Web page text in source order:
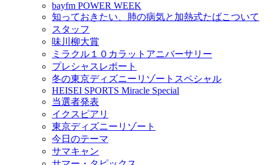
bayfm POWER WEEK
知っておきたい、肺の病気と加熱式たばこついて
スタッフ
味川柳大賞
ミラクル１０カラットアニバーサリー
プレシャスレポート
冬の東京ディズニーリゾートスペシャル
HEISEI SPORTS Miracle Special
当選者発表
イクスピアリ
東京ディズニーリゾート
今日のテーマ
サマキャン